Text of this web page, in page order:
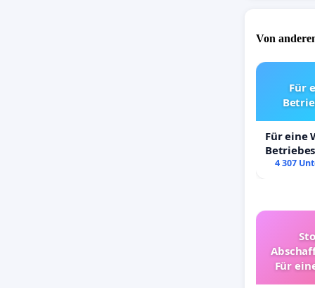
Von
Für
Für eine
4 307
Für